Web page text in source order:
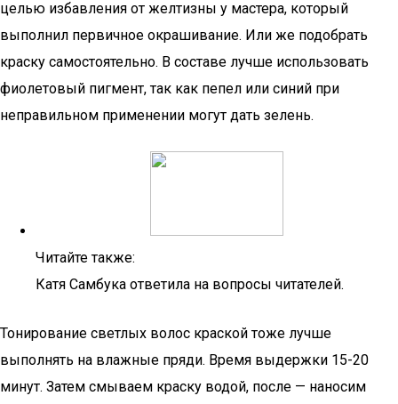
целью избавления от желтизны у мастера, который
выполнил первичное окрашивание. Или же подобрать
краску самостоятельно. В составе лучше использовать
фиолетовый пигмент, так как пепел или синий при
неправильном применении могут дать зелень.
Читайте также:
Катя Самбука ответила на вопросы читателей.
Тонирование светлых волос краской тоже лучше
выполнять на влажные пряди. Время выдержки 15-20
минут. Затем смываем краску водой, после — наносим